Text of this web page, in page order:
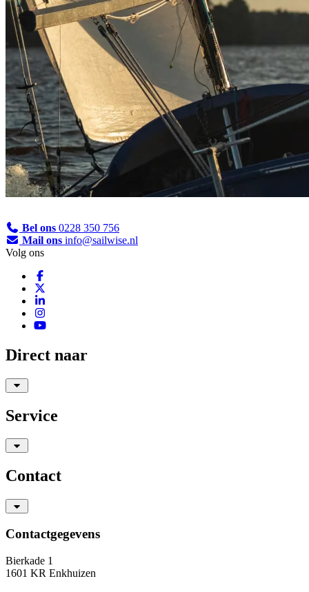
Bel ons 0228 350 756
Mail ons info@sailwise.nl
Volg ons
Direct naar
Service
Contact
Contactgegevens
Bierkade 1
1601 KR Enkhuizen